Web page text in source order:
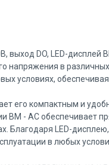
DO, LED-дисплей
напряжения в
условиях, обеспечивая
его компактным и
ВМ - AC обеспечивает
Благодаря LED-
в любых